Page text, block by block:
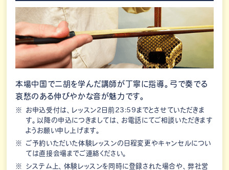
本場中国で二胡を学んだ講師が丁寧に指導。弓で奏でる
哀愁のある伸びやかな音が魅力です。
お申込受付は、レッスン2日前23:59までとさせていただきま
す。以降の申込につきましては、お電話にてご相談いただきます
ようお願い申し上げます。
ご予約いただいた体験レッスンの日程変更やキャンセルについ
ては直接会場までご連絡ください。
システム上、体験レッスンを同時に登録された場合や、弊社営